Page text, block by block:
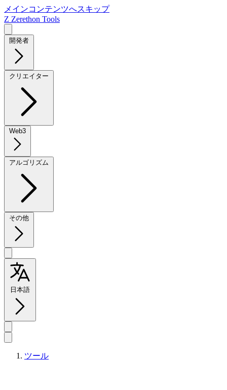
メインコンテンツへスキップ
Z Zerethon Tools
開発者
クリエイター
Web3
アルゴリズム
その他
日本語
ツール